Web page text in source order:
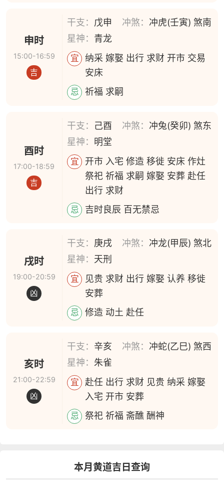
申时
15:00-16:59
吉
干支： 戊申 冲煞： 冲虎(壬寅) 煞南
星神： 青龙
宜
纳采 嫁娶 出行 求财 开市 交易
安床
忌 祈福 求嗣
酉时
17:00-18:59
吉
干支： 己酉 冲煞： 冲兔(癸卯) 煞东
星神： 明堂
宜
开市 入宅 修造 移徙 安床 作灶
祭祀 祈福 求嗣 嫁娶 安葬 赴任
出行 求财
忌 吉时良辰 百无禁忌
戌时
19:00-20:59
凶
干支： 庚戌 冲煞： 冲龙(甲辰) 煞北
星神： 天刑
宜
见贵 求财 出行 嫁娶 认养 移徙
安葬
忌 修造 动土 赴任
亥时
21:00-22:59
凶
干支： 辛亥 冲煞： 冲蛇(乙巳) 煞西
星神： 朱雀
宜
赴任 出行 求财 见贵 纳采 嫁娶
入宅 开市 安葬
忌 祭祀 祈福 斋醮 酬神
本月黄道吉日查询